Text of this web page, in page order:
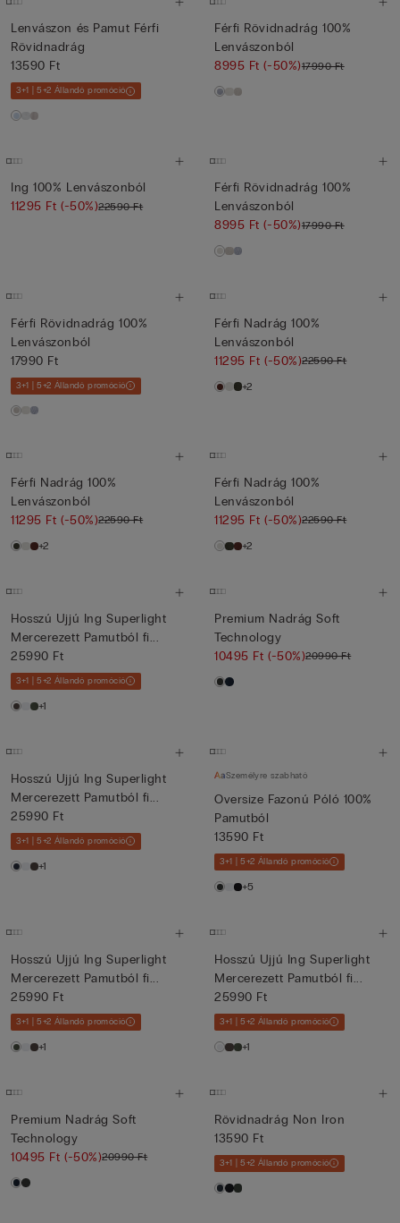
Lenvászon és Pamut Férfi
Rövidnadrág
13590 Ft
3+1 | 5+2 Állandó promóció
Férfi Rövidnadrág 100%
Lenvászonból
8995 Ft(-50%)17990 Ft
Ing 100% Lenvászonból
11295 Ft(-50%)22590 Ft
Férfi Rövidnadrág 100%
Lenvászonból
8995 Ft(-50%)17990 Ft
Férfi Rövidnadrág 100%
Lenvászonból
17990 Ft
3+1 | 5+2 Állandó promóció
Férfi Nadrág 100%
Lenvászonból
11295 Ft(-50%)22590 Ft
+2
Férfi Nadrág 100%
Lenvászonból
11295 Ft(-50%)22590 Ft
+2
Férfi Nadrág 100%
Lenvászonból
11295 Ft(-50%)22590 Ft
+2
Hosszú Ujjú Ing Superlight
Mercerezett Pamutból fi...
25990 Ft
3+1 | 5+2 Állandó promóció
+1
Premium Nadrág Soft
Technology
10495 Ft(-50%)20990 Ft
Hosszú Ujjú Ing Superlight
Mercerezett Pamutból fi...
25990 Ft
3+1 | 5+2 Állandó promóció
+1
Személyre szabható
Oversize Fazonú Póló 100%
Pamutból
13590 Ft
3+1 | 5+2 Állandó promóció
+5
Hosszú Ujjú Ing Superlight
Mercerezett Pamutból fi...
25990 Ft
3+1 | 5+2 Állandó promóció
+1
Hosszú Ujjú Ing Superlight
Mercerezett Pamutból fi...
25990 Ft
3+1 | 5+2 Állandó promóció
+1
Premium Nadrág Soft
Technology
10495 Ft(-50%)20990 Ft
Rövidnadrág Non Iron
13590 Ft
3+1 | 5+2 Állandó promóció